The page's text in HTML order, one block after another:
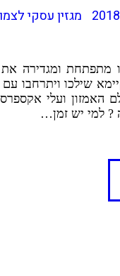
מגזין עסקי
מתפתחת ומגדירה
שילכו ויתרחבו
האמזון ועלי
? למי יש זמן…